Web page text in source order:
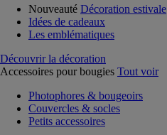
Nouveauté Décoration estivale
Idées de cadeaux
Les emblématiques
Découvrir la décoration
Accessoires pour bougies Tout voir
Photophores & bougeoirs
Couvercles & socles
Petits accessoires